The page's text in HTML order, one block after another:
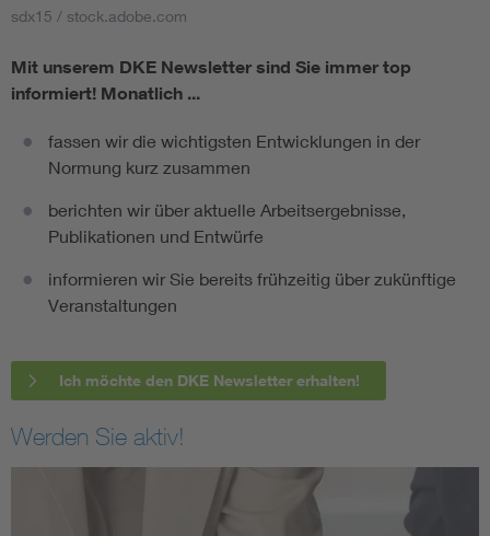
sdx15 / stock.adobe.com
Mit unserem DKE Newsletter sind Sie immer top
informiert! Monatlich ...
fassen wir die wichtigsten Entwicklungen in der
Normung kurz zusammen
berichten wir über aktuelle Arbeitsergebnisse,
Publikationen und Entwürfe
informieren wir Sie bereits frühzeitig über zukünftige
Veranstaltungen
Ich möchte den DKE Newsletter erhalten!
Werden Sie aktiv!